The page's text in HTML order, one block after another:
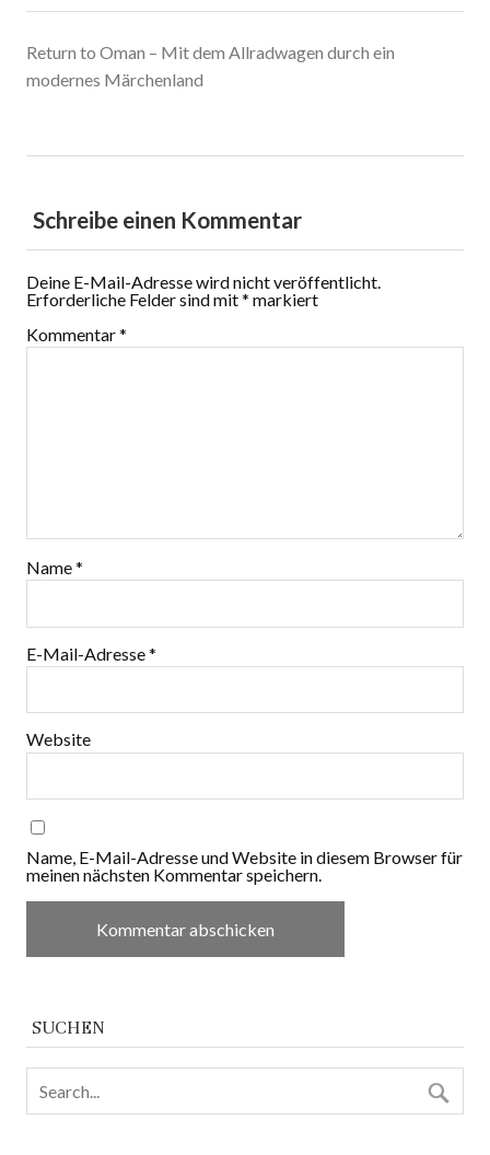
Return to Oman – Mit dem Allradwagen durch ein
modernes Märchenland
Schreibe einen Kommentar
Deine E-Mail-Adresse wird nicht veröffentlicht.
Erforderliche Felder sind mit* markiert
Kommentar*
Name*
E-Mail-Adresse*
Website
Name, E-Mail-Adresse und Website in diesem Browser für
meinen nächsten Kommentar speichern.
SUCHEN